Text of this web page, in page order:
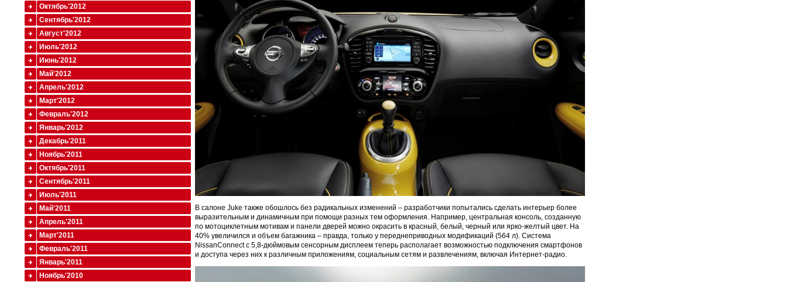
В салоне Juke также обошлось без радикальных изменений – разработчики попытались сделать интерьер более
выразительным и динамичным при помощи разных тем оформления. Например, центральная консоль, созданную
по мотоциклетным мотивам и панели дверей можно окрасить в красный, белый, черный или ярко-желтый цвет. На
40% увеличился и объем багажника – правда, только у переднеприводных модификаций (564 л). Система
NissanConnect c 5,8-дюймовым сенсорным дисплеем теперь располагает возможностью подключения смартфонов
и доступа через них к различным приложениям, социальным сетям и развлечениям, включая Интернет-радио.
Октябрь'2012
Сентябрь'2012
Август'2012
Июль'2012
Июнь'2012
Май'2012
Апрель'2012
Март'2012
Февраль'2012
Январь'2012
Декабрь'2011
Ноябрь'2011
Октябрь'2011
Сентябрь'2011
Июль'2011
Май'2011
Апрель'2011
Март'2011
Февраль'2011
Январь'2011
Ноябрь'2010